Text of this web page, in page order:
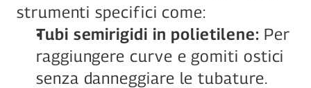
strumenti specifici come:
Tubi semirigidi in polietilene: Per
raggiungere curve e gomiti ostici
senza danneggiare le tubature.